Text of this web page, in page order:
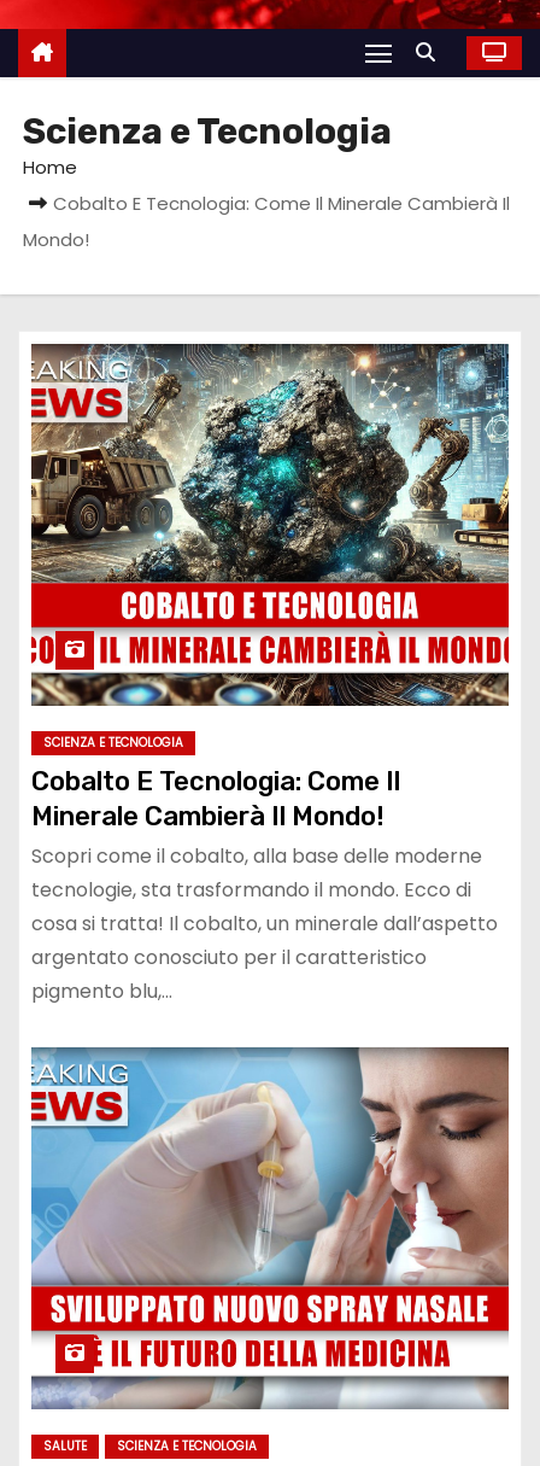
Scienza e Tecnologia
Home
Cobalto E Tecnologia: Come Il Minerale Cambierà Il
Mondo!
SCIENZA E TECNOLOGIA
Cobalto E Tecnologia: Come Il
Minerale Cambierà Il Mondo!
Scopri come il cobalto, alla base delle moderne
tecnologie, sta trasformando il mondo. Ecco di
cosa si tratta! Il cobalto, un minerale dall’aspetto
argentato conosciuto per il caratteristico
pigmento blu,…
SALUTE SCIENZA E TECNOLOGIA